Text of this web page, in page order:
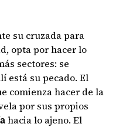
su cruzada para
opta por hacer lo
sectores: se
está su pecado. El
comienza hacer de la
por sus propios
hacia lo ajeno. El